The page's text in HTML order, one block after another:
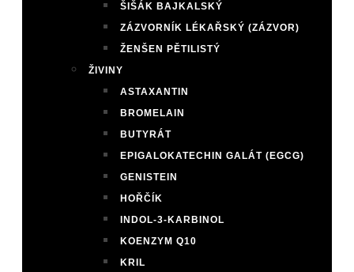
ŠIŠÁK BAJKALSKÝ
ZÁZVORNÍK LÉKAŘSKÝ (ZÁZVOR)
ŽENŠEN PĚTILISTÝ
ŽIVINY
ASTAXANTIN
BROMELAIN
BUTYRÁT
EPIGALOKATECHIN GALÁT (EGCG)
GENISTEIN
HOŘČÍK
INDOL-3-KARBINOL
KOENZYM Q10
KRIL